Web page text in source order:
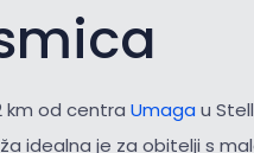
km od centra Umaga u
idealna je za obitelji s